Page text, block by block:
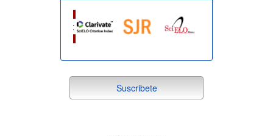
suscribete
Suscribete